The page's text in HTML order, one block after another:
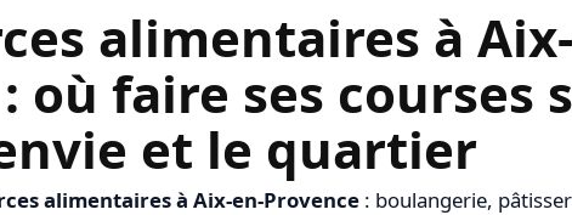
alimentaires à
où faire ses courses
et le quartier
alimentaires à Aix-en-Provence: boulangerie,